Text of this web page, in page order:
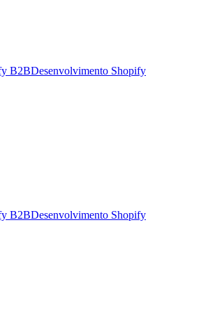
B2BDesenvolvimento Shopify
B2BDesenvolvimento Shopify